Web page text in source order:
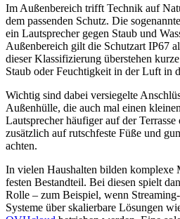
Im Außenbereich trifft Technik auf
dem passenden Schutz. Die
ein Lautsprecher gegen Staub und
Außenbereich gilt die Schutzart IP67
dieser Klassifizierung überstehen
Staub oder Feuchtigkeit in der Luft in
Wichtig sind dabei versiegelte
Außenhülle, die auch mal einen
Lautsprecher häufiger auf der
zusätzlich auf rutschfeste Füße und
achten.
In vielen Haushalten bilden komplexe
festen Bestandteil. Bei diesen spielt
Rolle – zum Beispiel, wenn
Systeme über skalierbare Lösungen